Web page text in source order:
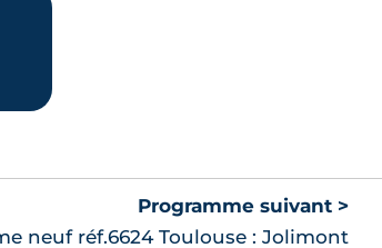
Programme suivant >
neuf réf.6624 Toulouse : Jolimont